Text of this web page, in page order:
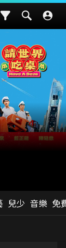
兒少 音樂 免